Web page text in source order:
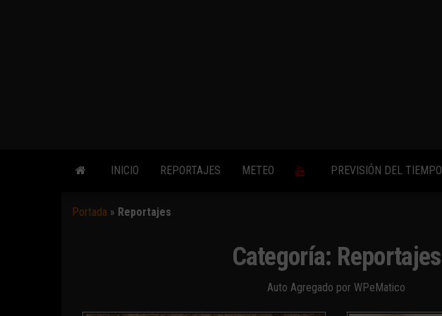
INICIO REPORTAJES METEO PREVISIÓN DEL TIEMPO
Portada » Reportajes
Categoría: Reportajes
Auto Agregado por WPeMatico